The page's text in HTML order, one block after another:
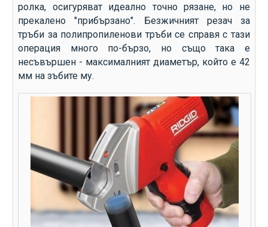
ролка, осигуряват идеално точно рязане, но не
прекалено "прибързано". Безжичният резач за
тръби за полипропиленови тръби се справя с тази
операция много по-бързо, но също така е
несъвършен - максималният диаметър, който е 42
мм на зъбите му.